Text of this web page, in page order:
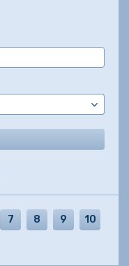
7 8 9 10